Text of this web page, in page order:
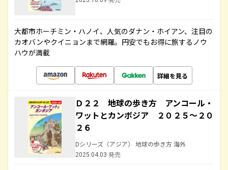
大都市ホーチミン・ハノイ、人気のダナン・ホイアン、注目の
カオバンやクイニョンまで網羅。円安でもお得に旅するノウ
ハウが満載
詳細を見る
Ｄ２２ 地球の歩き方 アンコール・
ワットとカンボジア ２０２５～２０
２６
Dシリーズ（アジア） 地球の歩き方 海外
2025.04.03 発売